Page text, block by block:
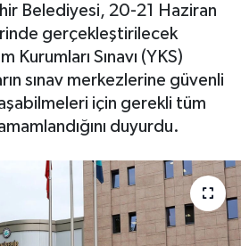
Belediyesi, 20-21 Haziran
gerçekleştirilecek
Kurumları Sınavı (YKS)
sınav merkezlerine güvenli
için gerekli tüm
duyurdu.